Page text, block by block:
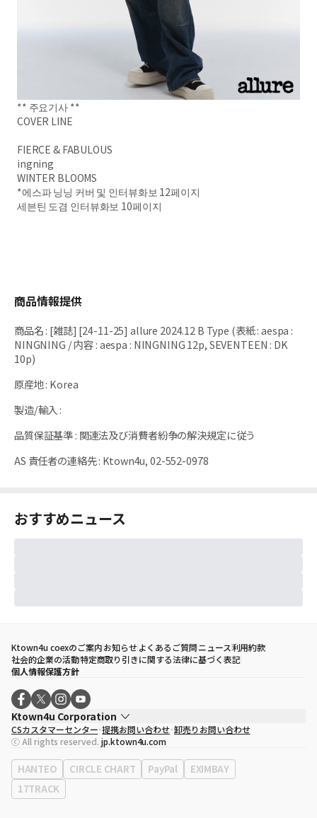
** 주요기사 **
COVER LINE
FIERCE & FABULOUS
ingning
WINTER BLOOMS
*에스파 닝닝 커버 및 인터뷰화보 12페이지
세븐틴 도겸 인터뷰화보 10페이지
商品情報提供
商品名: [雑誌] [24-11-25] allure 2024.12 B Type (表紙 : aespa :
NINGNING / 内容 : aespa : NINGNING 12p, SEVENTEEN : DK
10p)
原産地: Korea
製造/輸入 :
品質保証基準: 関連法及び消費者紛争の解決規定に従う
AS 責任者の連絡先: Ktown4u, 02-552-0978
おすすめニュース
Ktown4u coexのご案内お知らせよくあるご質問ニュース利用約款
社会的企業の活動特定商取り引きに関する法律に基づく表記
個人情報保護方針
Ktown4u Corporation
代表取締役
ソン・ヒョミン
事業者登録番号120-87-71116
eContext
0120-23-7523
事務所住所
ソウル特別市江南区永東大路513、3階(三成洞、coex)
CSカスタマーセンター 提携お問い合わせ 卸売りお問い合わせ
ⓒ All rights reserved. jp.ktown4u.com
HANTEO CIRCLE CHART PayPal
EXIMBAY
17TRACK